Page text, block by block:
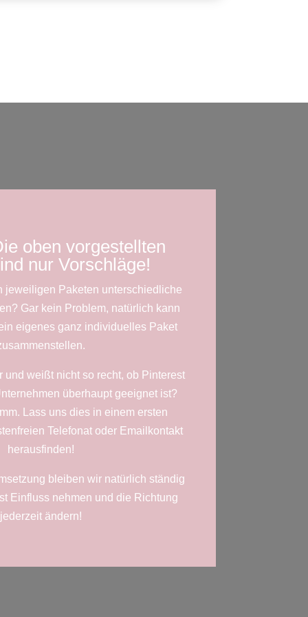
oben vorgestellten
nur Vorschläge!
jeweiligen Paketen unterschiedliche
Gar kein Problem, natürlich kann
eigenes ganz individuelles Paket
und weißt nicht so recht, ob Pinterest
überhaupt geeignet ist?
Lass uns dies in einem ersten
Telefonat oder Emailkontakt
herausfinden!
bleiben wir natürlich ständig
Einfluss nehmen und die Richtung
jederzeit ändern!